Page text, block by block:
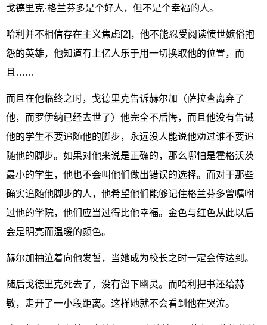
戈德里克·格兰芬多是个好人，但不是个幸福的人。
哈利并不相信存在主义焦虑[2]，他不能忍受阅读愤世嫉俗抱
怨的英雄，他知道有上亿人乐于用一切换取他的位置，而
且……
而且在他临终之时，戈德里克告诉赫尔加（萨拉查离弃了
他，而罗伊纳已经去世了）他完全不后悔，而且他没有告诫
他的学生不要追随他的脚步，永远没人能说他劝过谁不要追
随他的脚步。如果对他来说是正确的，那么哪怕是霍格沃茨
最小的学生，他也不会叫他们做出错误的选择。而对于那些
确实追随他脚步的人，他希望他们能够记住格兰芬多曾嘱咐
过他的学院，他们应当过得比他幸福。金色与红色从此以后
会是明亮而温暖的颜色。
赫尔加抽泣着向他发誓，当她成为校长之时一定会传达到。
随后戈德里克死去了，没有留下幽灵。而哈利把书还给赫
敏，走开了一小段距离。这样她就不会看到他在哭泣。